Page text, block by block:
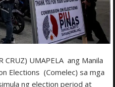
UMAPELA ang Manila
Elections (Comelec) sa mga
ng election period at